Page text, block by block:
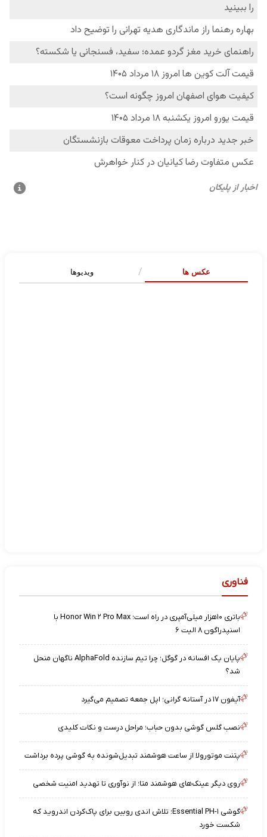
عکس ها ویدیوها
فناوری
باتری ۱۰هزار میلی‌آمپری در راه است؛ Honor Win ۲ Pro Max با
اسنپدراگون ۸ الیت ۶
پایان یک افسانه در گوگل؛ چرا تیم سازنده AlphaFold ناگهان منحل
شد؟
آیفون ۱۷ در آستانه گرانی؛ اپل جمعه تصمیم می‌گیرد
نصب گلس گوشی بدون حباب؛ مراحل درست و نکات کلیدی
پتنت موتورولا از ساعت هوشمند تبدیل‌شونده به گوشی پرده برداشت
روی دیگر عینک‌های هوشمند متا؛ از نوآوری تا تهدید امنیت شخصی
گوشی Essential PH-۱؛ تلاش اندی روبین برای پاک‌کردن اندروید که
شکست خورد